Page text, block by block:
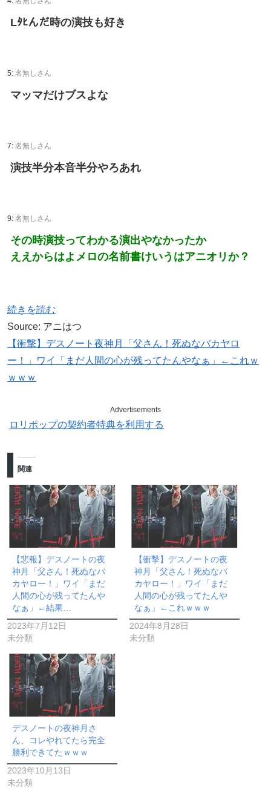
Lﾀﾋんだ時の演技も好き
5: 名無しさん
マッマだけブスよな
7: 名無しさん
演技半分本音半分やろあれ
9: 名無しさん
その時演技ってわかる演出やなかったか
ええからはよメロの名前書けいうはアニオリか？
続きを読む
Source: アニはつ
【衝撃】デスノート夜神月「父さん！死ぬなバカヤロ
ー！」ワイ「まだ人間の心が残ってたんやなぁ」←これｗ
ｗｗｗ
Advertisements
ロリポップの契約者特典を利用する
関連
【悲報】デスノートの夜
神月「父さん！死ぬなバ
カヤロー！」ワイ「まだ
人間の心が残ってたんや
なぁ」←結果…
2023年7月12日
未分類
【衝撃】デスノートの夜
神月「父さん！死ぬなバ
カヤロー！」ワイ「まだ
人間の心が残ってたんや
なぁ」←これｗｗｗ
2024年8月28日
未分類
デスノートの夜神月さ
ん、コレやれてたら完全
勝利できてたｗｗｗ
2023年10月13日
未分類